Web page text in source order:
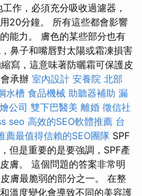
作，必須充分吸收過濾器，
20分鐘。 所有這些都會影響
能力。 膚色的某些部分也有
鼻子和嘴唇對太陽或霜凍損害
寫，這意味著防曬霜可保護皮
承辦 室內設計 安養院 北部
水槽 食品機械 助聽器補助 漏
公司 雙下巴醫美 離婚 徵信社
seo 高效的SEO軟體推薦 台
薦最值得信賴的SEO團隊 SPF
但是重要的是要強調，SPF產
膚。 這個問題的答案非常明
膚最脆弱的部分之一。 在整
溫度變化會導致不同的美容護